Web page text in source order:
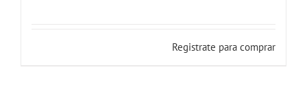
Registrate para comprar